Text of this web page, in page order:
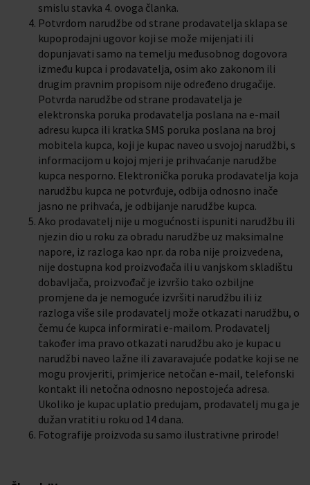
smislu stavka 4. ovoga članka.
Potvrdom narudžbe od strane prodavatelja sklapa se
kupoprodajni ugovor koji se može mijenjati ili
dopunjavati samo na temelju međusobnog dogovora
između kupca i prodavatelja, osim ako zakonom ili
drugim pravnim propisom nije određeno drugačije.
Potvrda narudžbe od strane prodavatelja je
elektronska poruka prodavatelja poslana na e-mail
adresu kupca ili kratka SMS poruka poslana na broj
mobitela kupca, koji je kupac naveo u svojoj narudžbi, s
informacijom u kojoj mjeri je prihvaćanje narudžbe
kupca nesporno. Elektronička poruka prodavatelja koja
narudžbu kupca ne potvrđuje, odbija odnosno inače
jasno ne prihvaća, je odbijanje narudžbe kupca.
Ako prodavatelj nije u mogućnosti ispuniti narudžbu ili
njezin dio u roku za obradu narudžbe uz maksimalne
napore, iz razloga kao npr. da roba nije proizvedena,
nije dostupna kod proizvođača ili u vanjskom skladištu
dobavljača, proizvođač je izvršio tako ozbiljne
promjene da je nemoguće izvršiti narudžbu ili iz
razloga više sile prodavatelj može otkazati narudžbu, o
čemu će kupca informirati e-mailom. Prodavatelj
također ima pravo otkazati narudžbu ako je kupac u
narudžbi naveo lažne ili zavaravajuće podatke koji se ne
mogu provjeriti, primjerice netočan e-mail, telefonski
kontakt ili netočna odnosno nepostojeća adresa.
Ukoliko je kupac uplatio predujam, prodavatelj mu ga je
dužan vratiti u roku od 14 dana.
Fotografije proizvoda su samo ilustrativne prirode!